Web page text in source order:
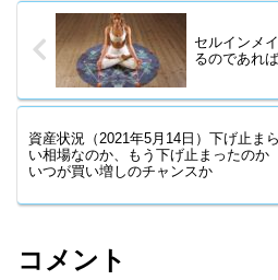
セルインメ
るのであれ
資産状況（2021年5月14日）下げ止ま
い相場なのか、もう下げ止まったのか
いつが買い増しのチャンスか
コメント